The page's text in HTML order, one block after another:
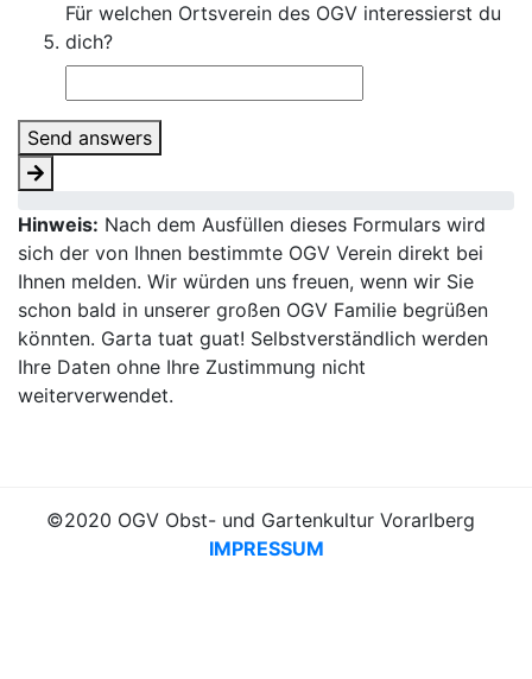
Für welchen Ortsverein des OGV interessierst du
dich?
Send answers
Hinweis: Nach dem Ausfüllen dieses Formulars wird
sich der von Ihnen bestimmte OGV Verein direkt bei
Ihnen melden. Wir würden uns freuen, wenn wir Sie
schon bald in unserer großen OGV Familie begrüßen
könnten. Garta tuat guat! Selbstverständlich werden
Ihre Daten ohne Ihre Zustimmung nicht
weiterverwendet.
©2020 OGV Obst- und Gartenkultur Vorarlberg
IMPRESSUM